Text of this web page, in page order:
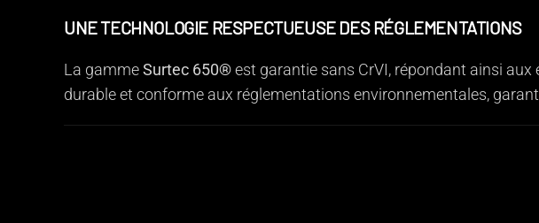
UNE TECHNOLOGIE RESPECTUEUSE DES RÉGLEMENTATIONS
La gammeSurtec 650®est garantie sans CrVI, répondant ainsi
durable et conforme aux réglementations environnementales,